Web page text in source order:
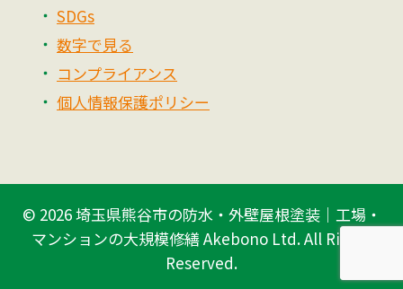
SDGs
数字で見る
コンプライアンス
個人情報保護ポリシー
© 2026埼玉県熊谷市の防水・外壁屋根塗装｜工場・
マンションの大規模修繕 Akebono Ltd.All Rights
Reserved.